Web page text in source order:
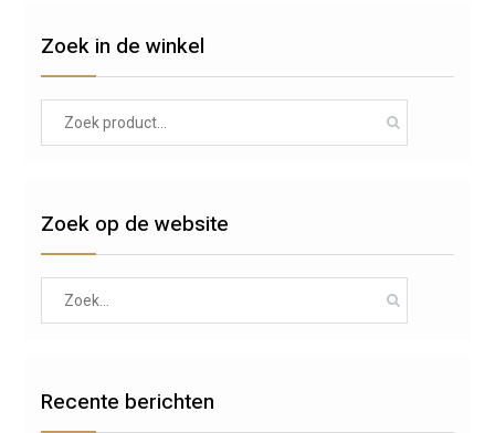
Zoek in de winkel
Zoek op de website
Recente berichten